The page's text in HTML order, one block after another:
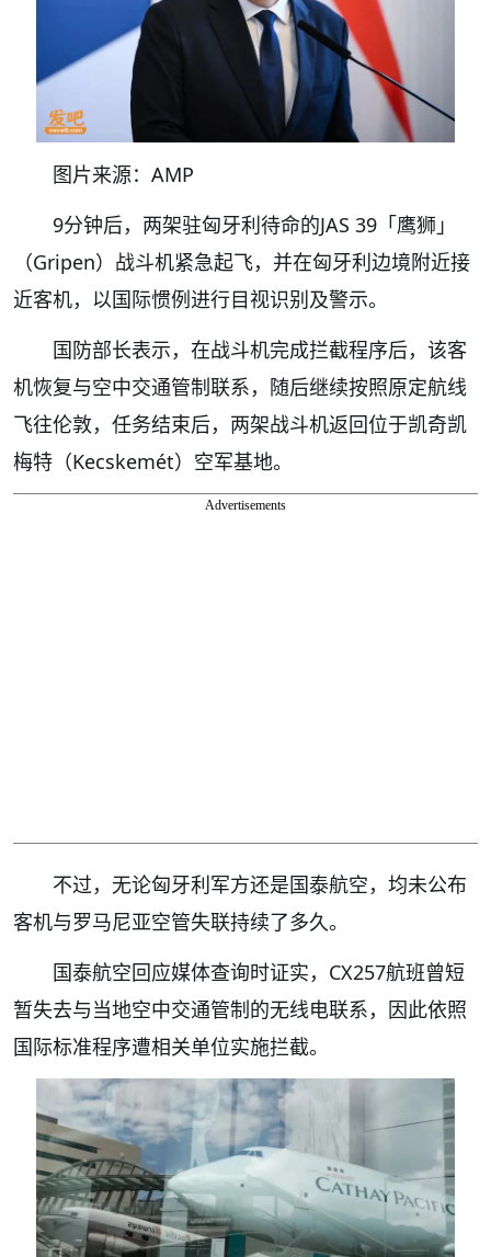
图片来源：AMP
9分钟后，两架驻匈牙利待命的JAS 39「鹰狮」
（Gripen）战斗机紧急起飞，并在匈牙利边境附近接
近客机，以国际惯例进行目视识别及警示。
国防部长表示，在战斗机完成拦截程序后，该客
机恢复与空中交通管制联系，随后继续按照原定航线
飞往伦敦，任务结束后，两架战斗机返回位于凯奇凯
梅特（Kecskemét）空军基地。
Advertisements
不过，无论匈牙利军方还是国泰航空，均未公布
客机与罗马尼亚空管失联持续了多久。
国泰航空回应媒体查询时证实，CX257航班曾短
暂失去与当地空中交通管制的无线电联系，因此依照
国际标准程序遭相关单位实施拦截。